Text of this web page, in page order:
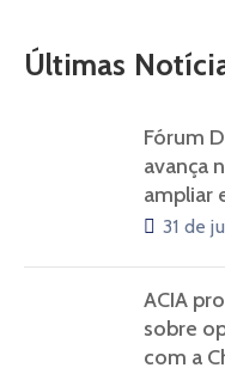
Últimas
Fórum
avança
ampliar
31 de
ACIA
sobre
com a